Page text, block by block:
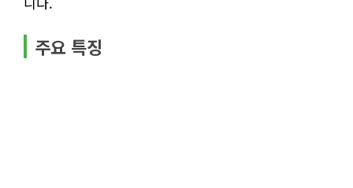
주요 특징